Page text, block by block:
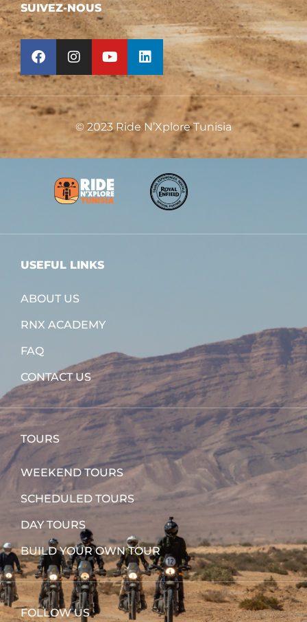
SUIVEZ-NOUS
© 2023 Ride N’Xplore Tunisia
USEFUL LINKS
ABOUT US
RNX ACADEMY
FAQ
CONTACT US
TOURS
WEEKEND TOURS
SCHEDULED TOURS
DAY TOURS
BUILD YOUR OWN TOUR
FOLLOW US